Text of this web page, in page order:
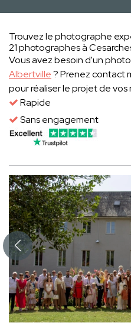
Trouvez le photographe
21 photographes à
Vous avez besoin d'un
Albertville? Prenez contact
pour réaliser le projet de vos
Rapide
Sans engagement